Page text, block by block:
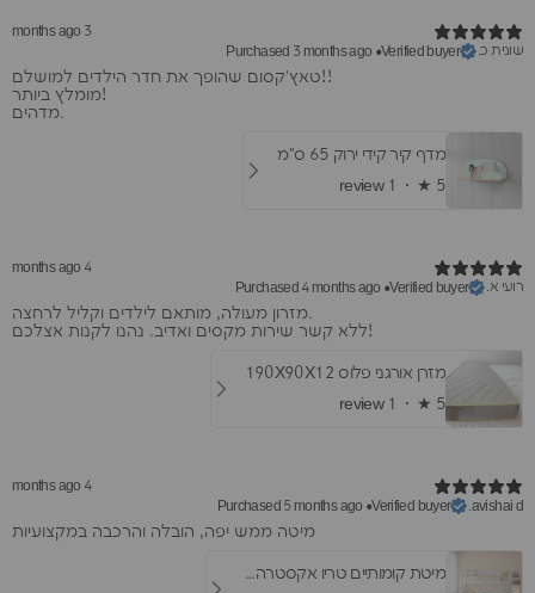
3 months ago
שונית כ.
Verified buyer
•
Purchased 3 months ago
​טאץ'קסום שהופך את חדר הילדים למושלם!!
מומלץ ביותר!
מדהים.
מדף קיר קידי ירוק 65 ס"מ
5
★ ·
1 review
4 months ago
רועי א.
Verified buyer
•
Purchased 4 months ago
​מזרון מעולה, מותאם לילדים וקליל לרחצה.
ללא קשר שירות מקסים ואדיב. נהנו לקנות אצלכם!
מזרן אורגני פלוס 190X90X12
5
★ ·
1 review
4 months ago
avishai d.
Verified buyer
•
Purchased 5 months ago
​מיטה ממש יפה, הובלה והרכבה במקצועיות
מיטת קומותיים טריו אקסטרה- עם מיטת חבר ומגירות